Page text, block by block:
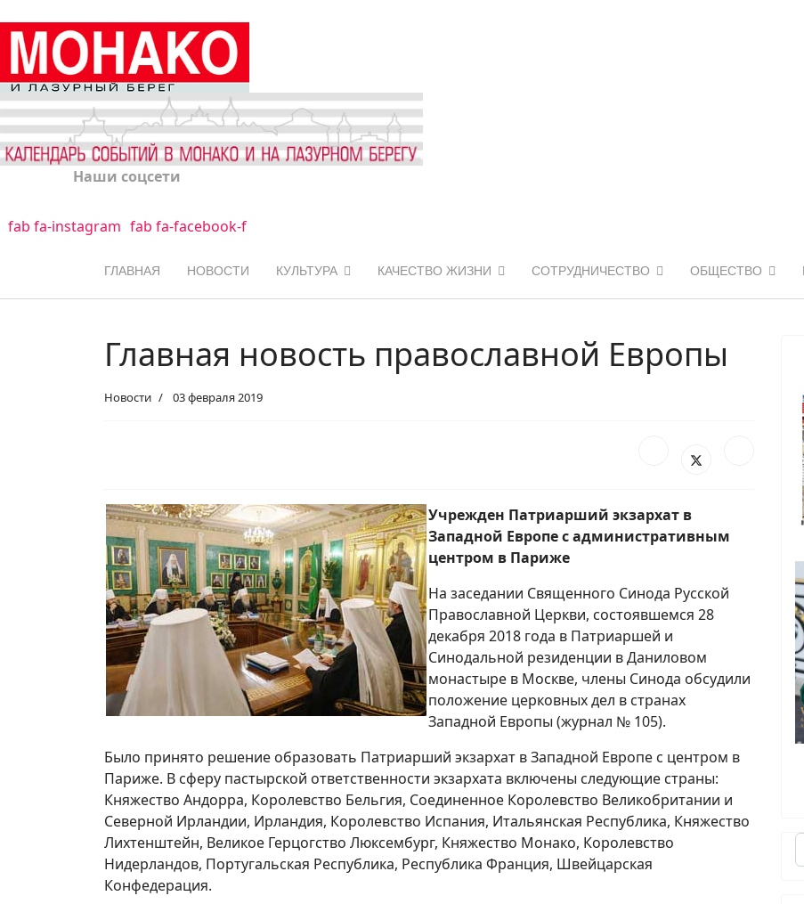
Наши соцсети
fab fa-instagram fab fa-facebook-f
ГЛАВНАЯ НОВОСТИ КУЛЬТУРА КАЧЕСТВО ЖИЗНИ СОТРУДНИЧЕСТВО ОБЩЕСТВО
Главная новость православной Европы
Новости 03 февраля 2019
Учрежден Патриарший экзархат в
Западной Европе с административным
центром в Париже
На заседании Священного Синода Русской
Православной Церкви, состоявшемся 28
декабря 2018 года в Патриаршей и
Синодальной резиденции в Даниловом
монастыре в Москве, члены Синода обсудили
положение церковных дел в странах
Западной Европы (журнал № 105).
Было принято решение образовать Патриарший экзархат в Западной Европе с центром в
Париже. В сферу пастырской ответственности экзархата включены следующие страны:
Княжество Андорра, Королевство Бельгия, Соединенное Королевство Великобритании и
Северной Ирландии, Ирландия, Королевство Испания, Итальянская Республика, Княжество
Лихтенштейн, Великое Герцогство Люксембург, Княжество Монако, Королевство
Нидерландов, Португальская Республика, Республика Франция, Швейцарская
Конфедерация.